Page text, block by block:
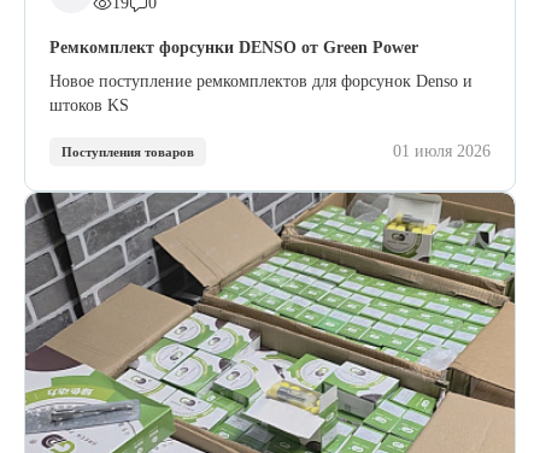
Ремкомплект форсунки DENSO от Green Power
Новое поступление ремкомплектов для форсунок Denso и
штоков KS
Поступления товаров 01 июля 2026